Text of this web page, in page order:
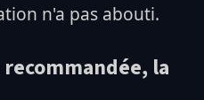
n'a pas abouti.
la